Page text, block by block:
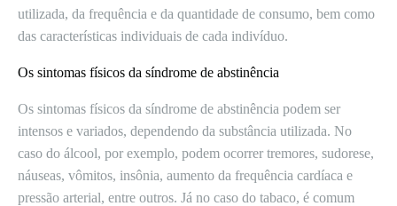
utilizada, da frequência e da quantidade de consumo, bem como
das características individuais de cada indivíduo.
Os sintomas físicos da síndrome de abstinência
Os sintomas físicos da síndrome de abstinência podem ser
intensos e variados, dependendo da substância utilizada. No
caso do álcool, por exemplo, podem ocorrer tremores, sudorese,
náuseas, vômitos, insônia, aumento da frequência cardíaca e
pressão arterial, entre outros. Já no caso do tabaco, é comum